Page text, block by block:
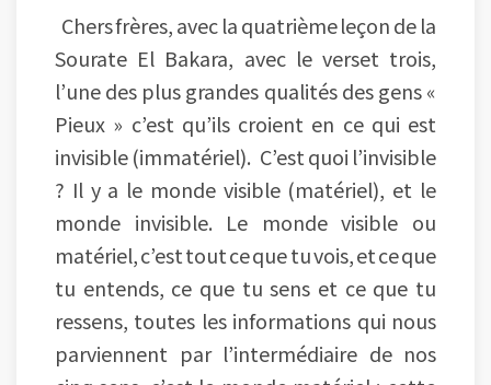
Chers frères, avec la quatrième leçon de la
Sourate El Bakara, avec le verset trois,
l’une des plus grandes qualités des gens «
Pieux » c’est qu’ils croient en ce qui est
invisible (immatériel). C’est quoi l’invisible
? Il y a le monde visible (matériel), et le
monde invisible. Le monde visible ou
matériel, c’est tout ce que tu vois, et ce que
tu entends, ce que tu sens et ce que tu
ressens, toutes les informations qui nous
parviennent par l’intermédiaire de nos